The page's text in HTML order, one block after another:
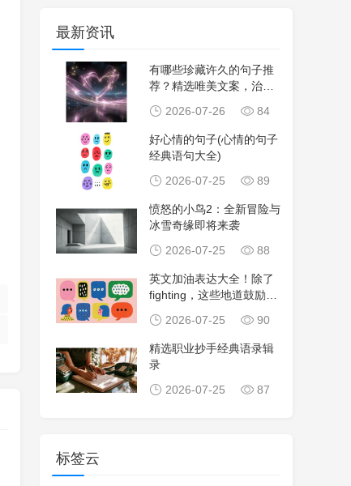
最新资讯
有哪些珍藏许久的句子推
荐？精选唯美文案，治愈
2026-07-26 84
好心情的句子(心情的句子
经典语句大全)
2026-07-25
89
愤怒的小鸟2：全新冒险与
冰雪奇缘即将来袭
2026-07-25
88
英文加油表达大全！除了
fighting，这些地道鼓励句
2026-07-25 90
精选职业抄手经典语录辑
录
2026-07-25
87
标签云